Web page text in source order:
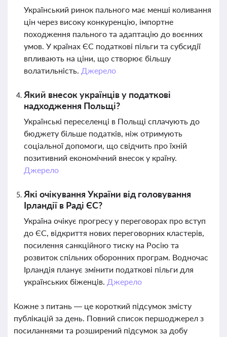
Український ринок пального має менші коливання
цін через високу конкуренцію, імпортне
походження пального та адаптацію до воєнних
умов. У країнах ЄС податкові пільги та субсидії
впливають на ціни, що створює більшу
волатильність. Джерело
Який внесок українців у податкові
надходження Польщі?
Українські переселенці в Польщі сплачують до
бюджету більше податків, ніж отримують
соціальної допомоги, що свідчить про їхній
позитивний економічний внесок у країну.
Джерело
Які очікування України від головування
Ірландії в Раді ЄС?
Україна очікує прогресу у переговорах про вступ
до ЄС, відкриття нових переговорних кластерів,
посилення санкційного тиску на Росію та
розвиток спільних оборонних програм. Водночас
Ірландія планує змінити податкові пільги для
українських біженців. Джерело
Кожне з питань — це короткий підсумок змісту
публікацій за день. Повний список першоджерел з
посиланнями та розширений підсумок за добу